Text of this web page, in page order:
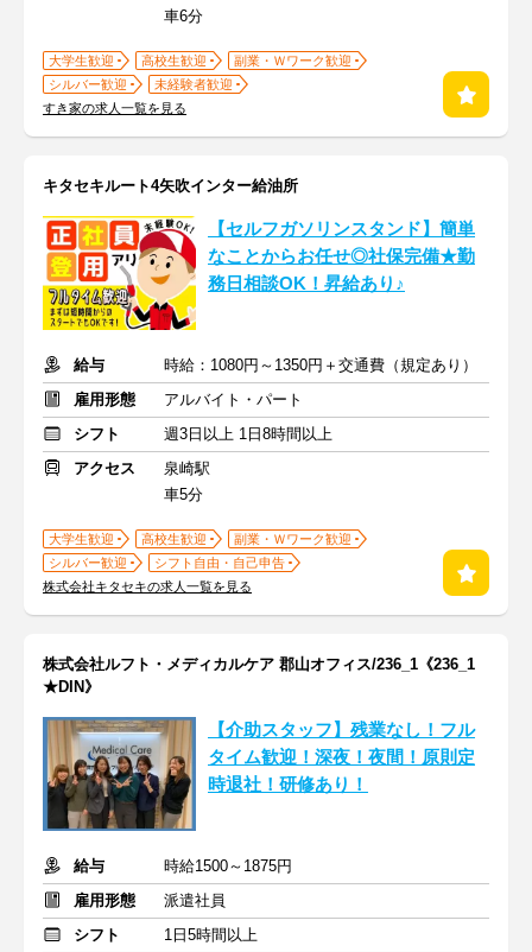
車6分
大学生歓迎 高校生歓迎
副業・Ｗワーク歓迎
シルバー歓迎
未経験者歓迎
すき家の求人一覧を見る
キタセキルート4矢吹インター給油所
【セルフガソリンスタンド】簡単
なことからお任せ◎社保完備★勤
務日相談OK！昇給あり♪
給与
時給：1080円～1350円＋交通費（規定あり）
雇用形態
アルバイト・パート
シフト
週3日以上 1日8時間以上
アクセス
泉崎駅
車5分
大学生歓迎 高校生歓迎
副業・Ｗワーク歓迎
シルバー歓迎
シフト自由・自己申告
株式会社キタセキの求人一覧を見る
株式会社ルフト・メディカルケア 郡山オフィス/236_1《236_1
★DIN》
【介助スタッフ】残業なし！フル
タイム歓迎！深夜！夜間！原則定
時退社！研修あり！
給与
時給1500～1875円
雇用形態
派遣社員
シフト
1日5時間以上